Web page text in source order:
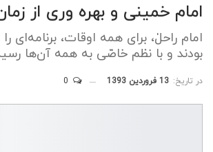
امام خمینی و بهره‌ وری از
امام راحلٰ، برای همه‌ اوقات، برنامه‌ای
بودند و با نظم خاصّی به همه آن‌ها
در تاریخ: 13 فروردین 1393